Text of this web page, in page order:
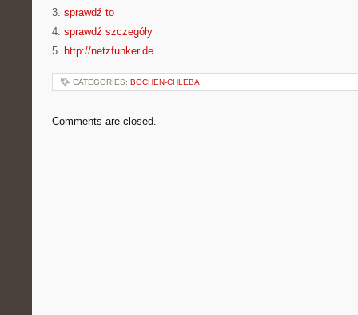
3. sprawdź to
4. sprawdź szczegóły
5. http://netzfunker.de
CATEGORIES: BOCHEN-CHLEBA
Comments are closed.